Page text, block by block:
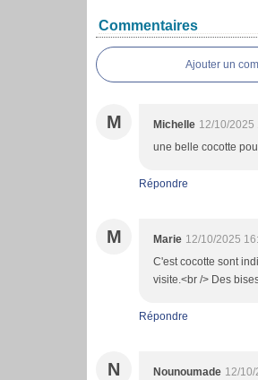
Commentaires
Ajouter un
M Michelle 12/10/2025
une belle cocotte
Répondre
M Marie 12/10/2025
C'est cocotte sont
visite.<br /> Des
Répondre
N Nounoumade 12/